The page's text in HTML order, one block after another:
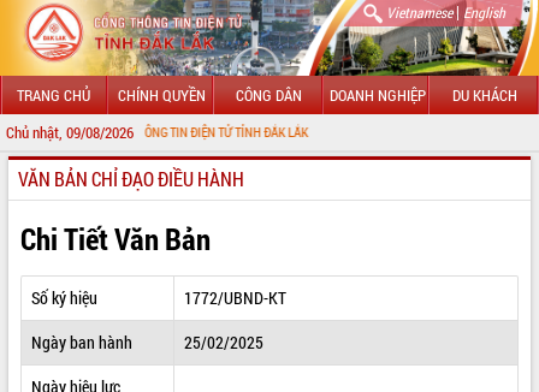
Vietnamese| English
TRANG CHỦ CHÍNH QUYỀN CÔNG DÂN DOANH NGHIỆP DU KHÁCH
Chủ nhật, 09/08/2026
VỚI CỔNG THÔNG TIN ĐIỆN TỬ TỈNH ĐẮK LẮK
GIỚI THIỆU
LÃNH ĐẠO UBND TỈNH
TIN TỨC SỰ KIỆN
SỞ, BAN, NGÀNH
VĂN BẢN CHỈ ĐẠO ĐIỀU HÀNH
Chi Tiết Văn Bản
Số ký hiệu
1772/UBND-KT
Ngày ban hành
25/02/2025
Ngày hiệu lực